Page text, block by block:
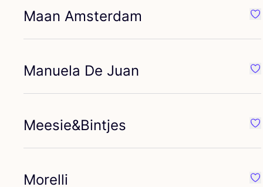
Maan Amsterdam
Manuela De Juan
Meesie&Bintjes
Morelli